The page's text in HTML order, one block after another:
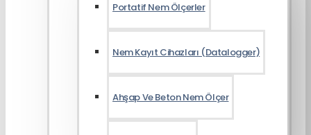
Portatif Nem Ölçerler
Nem Kayıt Cihazları (Datalogger)
Ahşap Ve Beton Nem Ölçer